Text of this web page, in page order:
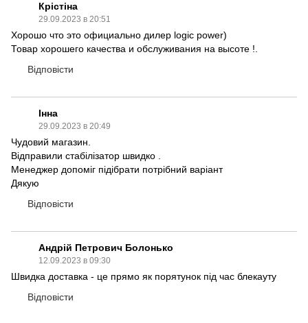
Крістіна
29.09.2023 в 20:51
Хорошо что это официально дилер logic power)
Товар хорошего качества и обслуживания на высоте !.
Відповісти
Інна
29.09.2023 в 20:49
Чудовий магазин.
Відправили стабілізатор швидко .
Менеджер допоміг підібрати потрібний варіант
Дякую
Відповісти
Андрій Петрович Болонько
12.09.2023 в 09:30
Швидка доставка - це прямо як порятунок під час блекауту
Відповісти